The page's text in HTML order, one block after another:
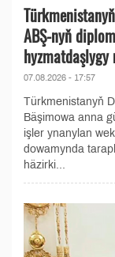
ABŞ-nyň
07.08.2026 - 17:57
Türkmenistanyň
Bäşimowa anna
işler ynanylan
dowamynda
häzirki...